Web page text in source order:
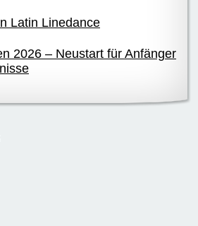
Latin Linedance
2026 – Neustart für Anfänger